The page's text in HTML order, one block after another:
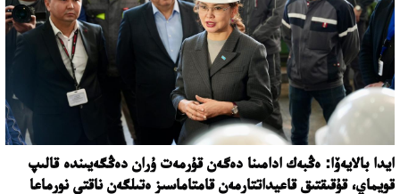
ايدا بالايەۆا: ەڭبەك ادامىنا دەگەن قۇرمەت ۇران دەڭگەيىندە قالىپ
قويماي، قۇقىقتىق قاعيداتتارمەن قامتاماسىز ەتىلگەن ناقتى نورماعا